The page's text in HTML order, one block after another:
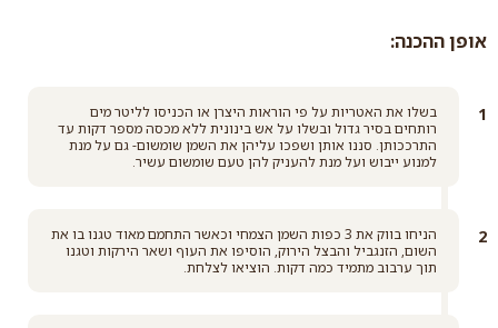
אופן ההכנה:
בשלו את האטריות על פי הוראות היצרן או הכניסו לליטר מים
רותחים בסיר גדול ובשלו על אש בינונית ללא מכסה מספר דקות עד
התרככותן. סננו אותן ושפכו עליהן את השמן שומשום- גם על מנת
למנוע ייבוש ועל מנת להעניק להן טעם שומשום עשיר.
הניחו בווק את 3 כפות השמן הצמחי וכאשר התחמם מאוד טגנו בו את
השום, הזנגביל והבצל הירוק, הוסיפו את העוף ושאר הירקות וטגנו
תוך ערבוב מתמיד כמה דקות. הוציאו לצלחת.